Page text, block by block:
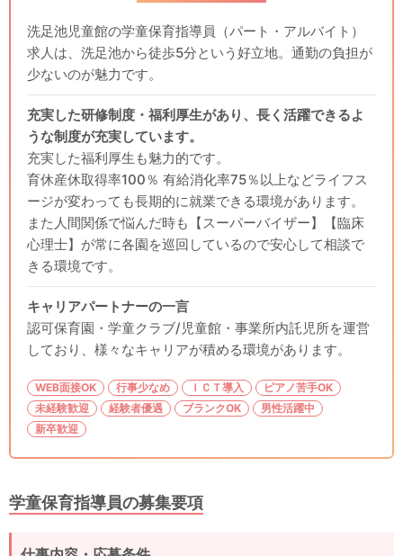
洗足池児童館の学童保育指導員（パート・アルバイト）
求人は、洗足池から徒歩5分という好立地。通勤の負担が
少ないのが魅力です。
充実した研修制度・福利厚生があり、長く活躍できるよ
うな制度が充実しています。
充実した福利厚生も魅力的です。
育休産休取得率100％ 有給消化率75％以上などライフス
ージが変わっても長期的に就業できる環境があります。
また人間関係で悩んだ時も【スーパーバイザー】【臨床
心理士】が常に各園を巡回しているので安心して相談で
きる環境です。
キャリアパートナーの一言
認可保育園・学童クラブ/児童館・事業所内託児所を運営
しており、様々なキャリアが積める環境があります。
WEB面接OK 行事少なめ ＩＣＴ導入
ピアノ苦手OK
未経験歓迎
経験者優遇 ブランクOK
男性活躍中
新卒歓迎
学童保育指導員の募集要項